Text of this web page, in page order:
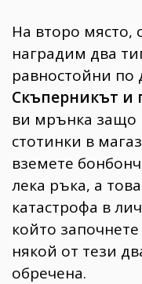
На второ място,
наградим два
равностойни по
Скъперникът и
ви мрънка защо
стотинки в
вземете
лека ръка, а
катастрофа в
който
някой от тези
обречена.